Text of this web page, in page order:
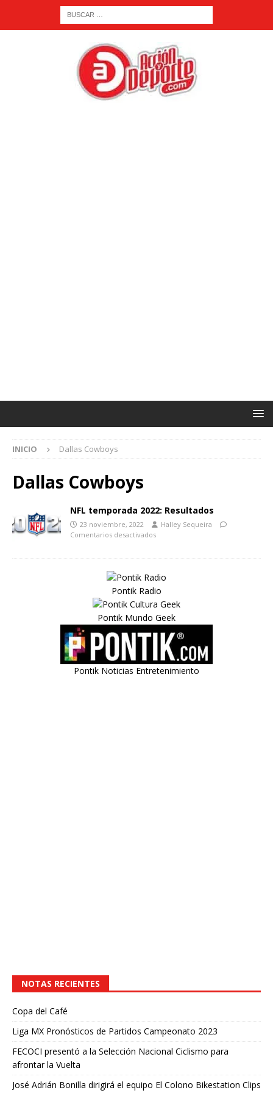
INICIO Dallas Cowboys
Dallas Cowboys
NFL temporada 2022: Resultados
23 noviembre, 2022
Halley Sequeira
Comentarios desactivados
Pontik Radio
Pontik Mundo Geek
Pontik Noticias Entretenimiento
NOTAS RECIENTES
Copa del Café
Liga MX Pronósticos de Partidos Campeonato 2023
FECOCI presentó a la Selección Nacional Ciclismo para
afrontar la Vuelta
José Adrián Bonilla dirigirá el equipo El Colono Bikestation Clips